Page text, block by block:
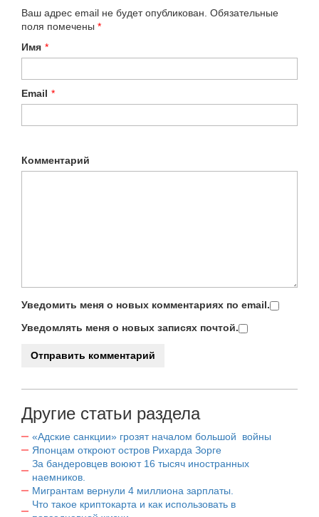
Ваш адрес email не будет опубликован. Обязательные
поля помечены *
Имя *
Email *
Комментарий
Уведомить меня о новых комментариях по email.
Уведомлять меня о новых записях почтой.
Другие статьи раздела
«Адские санкции» грозят началом большой войны
Японцам откроют остров Рихарда Зорге
За бандеровцев воюют 16 тысяч иностранных
наемников.
Мигрантам вернули 4 миллиона зарплаты.
Что такое криптокарта и как использовать в